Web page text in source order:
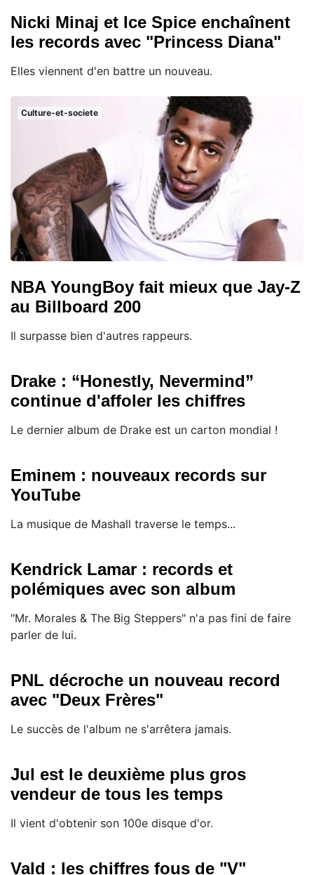
Nicki Minaj et Ice Spice enchaînent
les records avec "Princess Diana"
Elles viennent d'en battre un nouveau.
Culture-et-societe
NBA YoungBoy fait mieux que Jay-Z
au Billboard 200
Il surpasse bien d'autres rappeurs.
Drake : “Honestly, Nevermind”
continue d'affoler les chiffres
Le dernier album de Drake est un carton mondial !
Eminem : nouveaux records sur
YouTube
La musique de Mashall traverse le temps...
Kendrick Lamar : records et
polémiques avec son album
"Mr. Morales & The Big Steppers" n'a pas fini de faire
parler de lui.
PNL décroche un nouveau record
avec "Deux Frères"
Le succès de l'album ne s'arrêtera jamais.
Jul est le deuxième plus gros
vendeur de tous les temps
Il vient d'obtenir son 100e disque d'or.
Vald : les chiffres fous de "V"